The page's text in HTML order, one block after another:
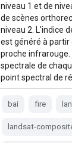
niveau 1 et de
de scènes
niveau 2. L'indice
est généré à partir
proche infrarouge.
spectrale de
point spectral de
bai fire
landsat-